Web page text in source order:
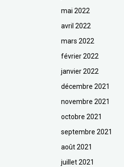
mai 2022
avril 2022
mars 2022
février 2022
janvier 2022
décembre 2021
novembre 2021
octobre 2021
septembre 2021
août 2021
juillet 2021